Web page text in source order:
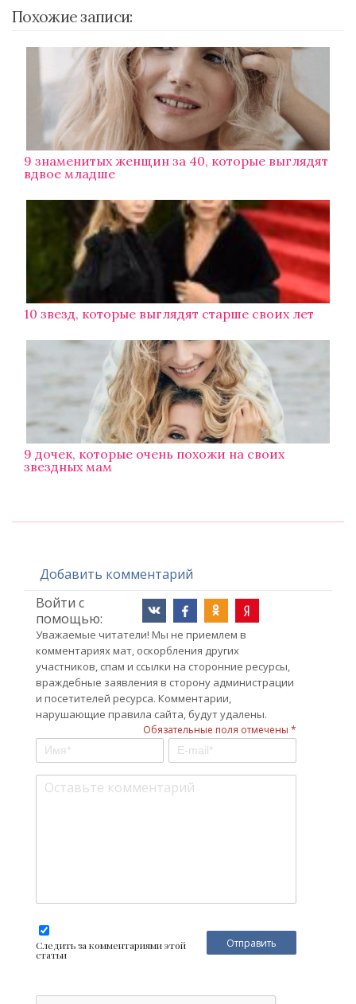
Похожие записи:
9 знаменитых женщин за 40, которые выглядят
вдвое младше
10 звезд, которые выглядят старше своих лет
9 дочек, которые очень похожи на своих
звездных мам
Добавить комментарий
Войти с
помощью:
Уважаемые читатели! Мы не приемлем в
комментариях мат, оскорбления других
участников, спам и ссылки на сторонние ресурсы,
враждебные заявления в сторону администрации
и посетителей ресурса. Комментарии,
нарушающие правила сайта, будут удалены.
Обязательные поля отмечены *
Следить за комментариями этой
статьи